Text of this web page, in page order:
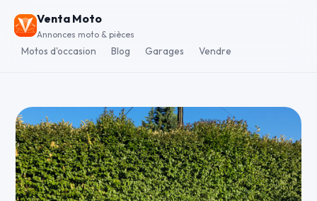
Venta Moto
Annonces moto & pièces
Motos d'occasion Blog Garages Vendre